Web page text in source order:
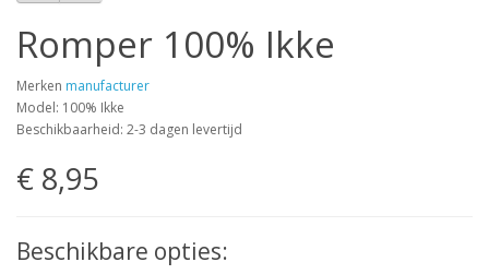
Romper 100% Ikke
Merken manufacturer
Model: 100% Ikke
Beschikbaarheid: 2-3 dagen levertijd
€ 8,95
Beschikbare opties: